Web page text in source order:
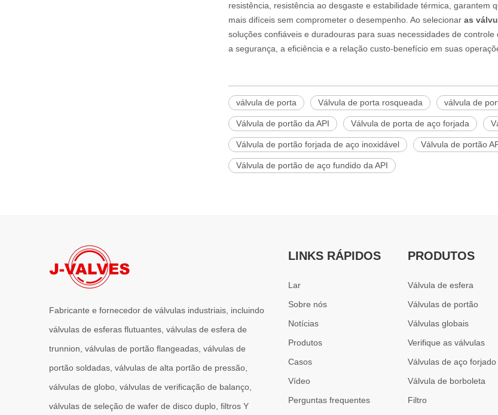
resistência, resistência ao desgaste e estabilidade térmica, garantem
mais difíceis sem comprometer o desempenho. Ao selecionar as
soluções confiáveis ​​e duradouras para suas necessidades de
a segurança, a eficiência e a relação custo-benefício em suas
válvula de porta Válvula de porta rosqueada válvula de
Válvula de portão da API Válvula de porta de aço forjada
Válvula de portão forjada de aço inoxidável Válvula de portão
Válvula de portão de aço fundido da API
Fabricante e fornecedor de válvulas industriais, incluindo
válvulas de esferas flutuantes, válvulas de esfera de
trunnion, válvulas de portão flangeadas, válvulas de
portão soldadas, válvulas de alta portão de pressão,
válvulas de globo, válvulas de verificação de balanço,
válvulas de seleção de wafer de disco duplo, filtros Y
LINKS RÁPIDOS
Lar
Sobre nós
Notícias
Produtos
Casos
Vídeo
Perguntas frequentes
PRODUTOS
Válvula de esfera
Válvulas de portão
Válvulas globais
Verifique as válvulas
Válvulas de aço forjado
Válvula de borboleta
Filtro